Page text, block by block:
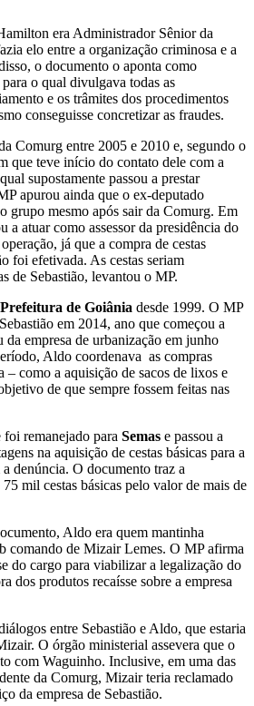
era Administrador Sênior da
elo entre a organização criminosa e a
o documento o aponta como
o qual divulgava todas as
e os trâmites dos procedimentos
conseguisse concretizar as fraudes.
Comurg entre 2005 e 2010 e, segundo o
que teve início do contato dele com a
supostamente passou a prestar
apurou ainda que o ex-deputado
grupo mesmo após sair da Comurg. Em
a atuar como assessor da presidência do
já que a compra de cestas
foi efetivada. As cestas seriam
de Sebastião, levantou o MP.
Prefeitura de Goiânia desde 1999. O MP
em 2014, ano que começou a
empresa de urbanização em junho
Aldo coordenava as compras
– como a aquisição de sacos de lixos e
de que sempre fossem feitas nas
remanejado para Semas e passou a
na aquisição de cestas básicas para a
denúncia. O documento traz a
mil cestas básicas pelo valor de mais de
Aldo era quem mantinha
comando de Mizair Lemes. O MP afirma
do cargo para viabilizar a legalização do
dos produtos recaísse sobre a empresa
entre Sebastião e Aldo, que estaria
O órgão ministerial assevera que o
com Waguinho. Inclusive, em uma das
da Comurg, Mizair teria reclamado
da empresa de Sebastião.